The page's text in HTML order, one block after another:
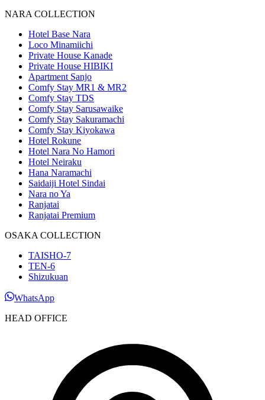
NARA COLLECTION
Hotel Base Nara
Loco Minamiichi
Private House Kanade
Private House HIBIKI
Apartment Sanjo
Comfy Stay MR1 & MR2
Comfy Stay TDS
Comfy Stay Sarusawaike
Comfy Stay Sakuramachi
Comfy Stay Kiyokawa
Hotel Rokune
Hotel Nara No Hamori
Hotel Neiraku
Hana Naramachi
Saidaiji Hotel Sindai
Nara no Ya
Ranjatai
Ranjatai Premium
OSAKA COLLECTION
TAISHO-7
TEN-6
Shizukuan
WhatsApp
HEAD OFFICE